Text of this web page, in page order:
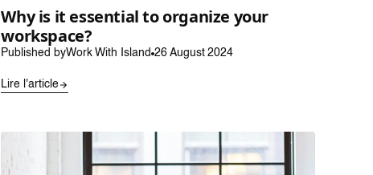
Why is it essential to organize your
workspace?
Published byWork With Island 26 August 2024
Lire l'article